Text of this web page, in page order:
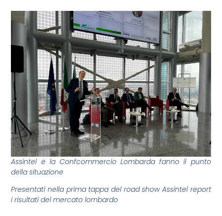
Assintel e la Confcommercio Lombarda fanno il punto
della situazione
Presentati nella prima tappa del road show Assintel report
i risultati del mercato lombardo